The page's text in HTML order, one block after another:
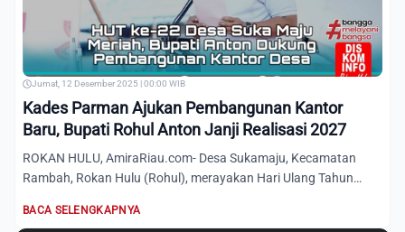
Jumat, 12 Desember 2025 | 00:00 WIB
Kades Parman Ajukan Pembangunan Kantor
Baru, Bupati Rohul Anton Janji Realisasi 2027
ROKAN HULU, AmiraRiau.com- Desa Sukamaju, Kecamatan
Rambah, Rokan Hulu (Rohul), merayakan Hari Ulang Tahun
BACA SELENGKAPNYA